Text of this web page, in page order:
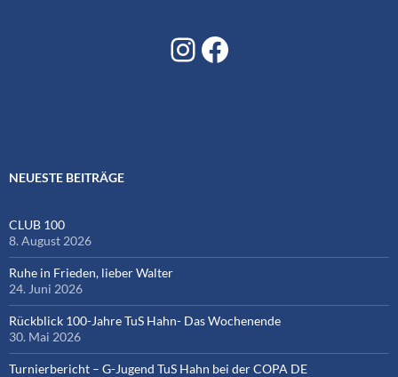
Instagram
Facebook
NEUESTE BEITRÄGE
CLUB 100
8. August 2026
Ruhe in Frieden, lieber Walter
24. Juni 2026
Rückblick 100-Jahre TuS Hahn- Das Wochenende
30. Mai 2026
Turnierbericht – G-Jugend TuS Hahn bei der COPA DE